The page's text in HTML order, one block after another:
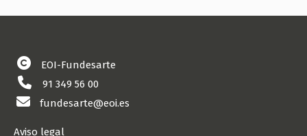
EOI-Fundesarte
91 349 56 00
fundesarte@eoi.es
Aviso legal